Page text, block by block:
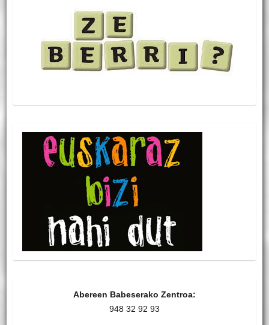
Abereen Babeserako Zentroa:
948 32 92 93